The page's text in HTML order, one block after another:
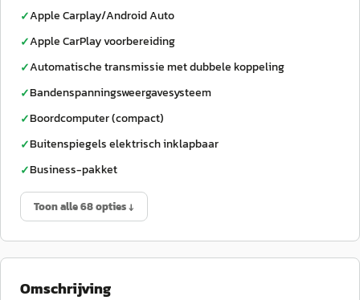
✓Apple Carplay/Android Auto
✓Apple CarPlay voorbereiding
✓Automatische transmissie met dubbele koppeling
✓Bandenspanningsweergavesysteem
✓Boordcomputer (compact)
✓Buitenspiegels elektrisch inklapbaar
✓Business-pakket
Toon alle 68 opties ↓
Omschrijving